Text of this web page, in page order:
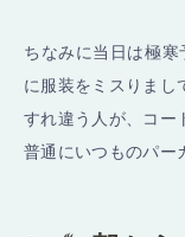
ちなみに当日は極
に服装をミスりまし
すれ違う人が、コー
普通にいつものパー